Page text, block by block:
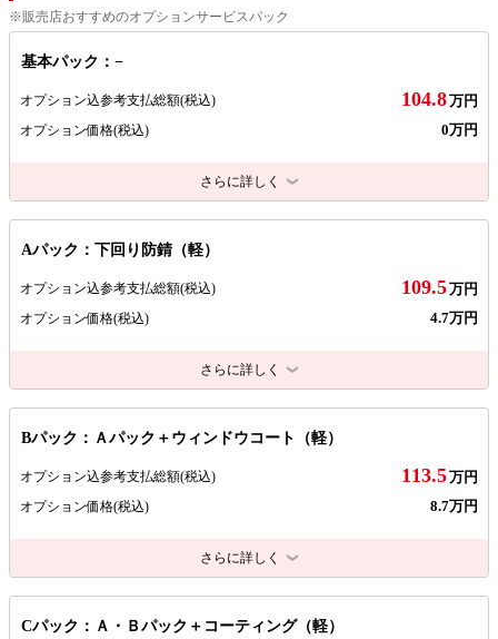
※販売店おすすめのオプションサービスパック
基本パック：−
オプション込参考支払総額(税込) 104.8万円
オプション価格(税込) 0万円
さらに詳しく
Aパック：下回り防錆（軽）
オプション込参考支払総額(税込) 109.5万円
オプション価格(税込) 4.7万円
さらに詳しく
Bパック：Ａパック＋ウィンドウコート（軽）
オプション込参考支払総額(税込) 113.5万円
オプション価格(税込) 8.7万円
さらに詳しく
Cパック：Ａ・Ｂパック＋コーティング（軽）